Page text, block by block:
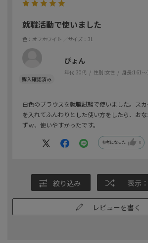
就職活動で使いました
色：オフホワイト ／サイズ：3L
ぴょん
年代:30代 性別:女性 身長:161
白色のブラウスを就職試験で使いました。ス
を入れてふんわりとした使い方をしたら、お
ずｗ、使いやすかったです。
参考になった 0
絞り込み 表示
レビューを書く